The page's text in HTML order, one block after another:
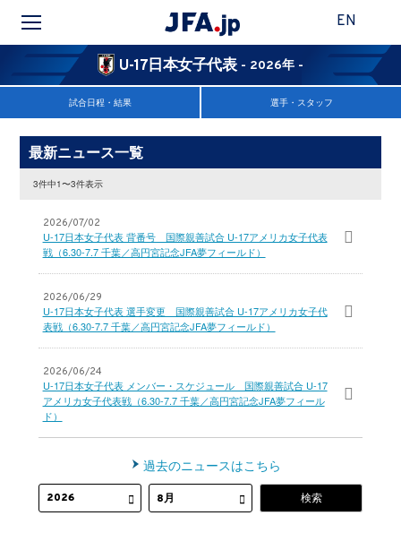
EN
U-17日本女子代表 - 2026年 -
試合日程・結果 選手・スタッフ
最新ニュース一覧
3件中1〜3件表示
2026/07/02
U-17日本女子代表 背番号 国際親善試合 U-17アメリカ女子代表
戦（6.30-7.7 千葉／高円宮記念JFA夢フィールド）
2026/06/29
U-17日本女子代表 選手変更 国際親善試合 U-17アメリカ女子代
表戦（6.30-7.7 千葉／高円宮記念JFA夢フィールド）
2026/06/24
U-17日本女子代表 メンバー・スケジュール 国際親善試合 U-17
アメリカ女子代表戦（6.30-7.7 千葉／高円宮記念JFA夢フィール
ド）
過去のニュースはこちら